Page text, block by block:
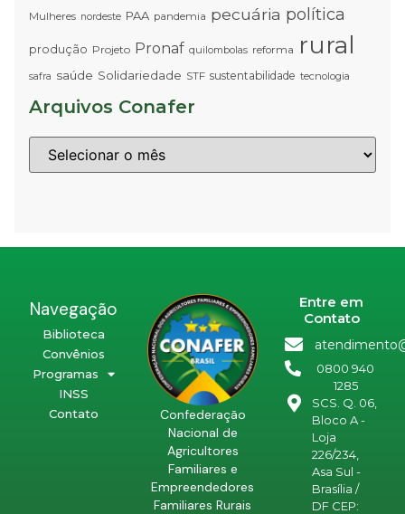
Mulheres nordeste PAA pandemia pecuária política
produção Projeto Pronaf quilombolas reforma rural
safra saúde Solidariedade STF sustentabilidade tecnologia
Arquivos Conafer
Navegação
Biblioteca
Convênios
Programas
INSS
Contato
Confederação
Nacional de
Agricultores
Familiares e
Empreendedores
Familiares Rurais
Entre em
Contato
0800 940
1285
SCS. Q. 06,
Bloco A -
Loja
226/234,
Asa Sul -
Brasília /
DF CEP: